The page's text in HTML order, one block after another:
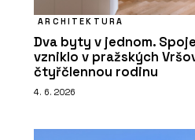
ARCHITEKTURA
Dva byty v jednom.
vzniklo v pražských
čtyřčlennou rodinu
4. 6. 2026